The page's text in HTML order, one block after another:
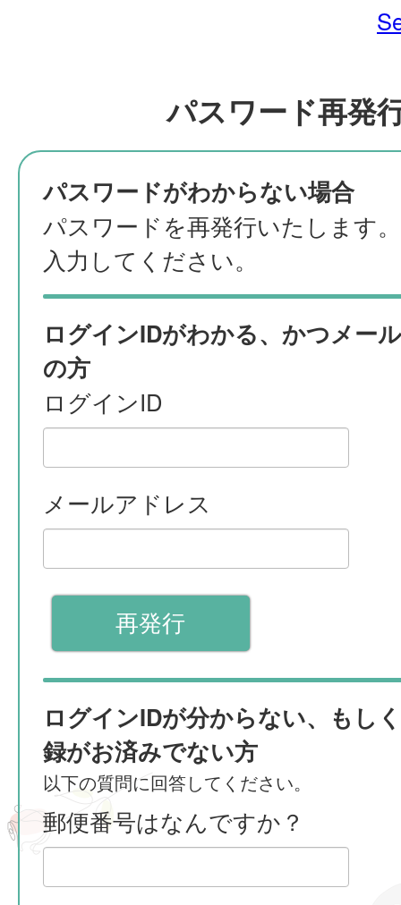
パスワード再発
パスワードがわからない場合
パスワードを再発行いたします
入力してください。
ログインIDがわかる、かつメー
の方
ログインID
メールアドレス
ログインIDが分からない、もし
録がお済みでない方
以下の質問に回答してください。
郵便番号はなんですか？